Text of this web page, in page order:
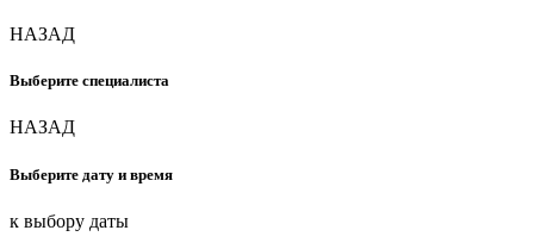
НАЗАД
Выберите специалиста
НАЗАД
Выберите дату и время
к выбору даты